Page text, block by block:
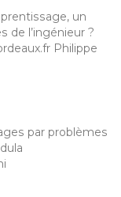
un
de l’ingénieur ?
Philippe
par problèmes